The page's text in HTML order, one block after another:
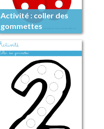
Activité : coller des
gommettes